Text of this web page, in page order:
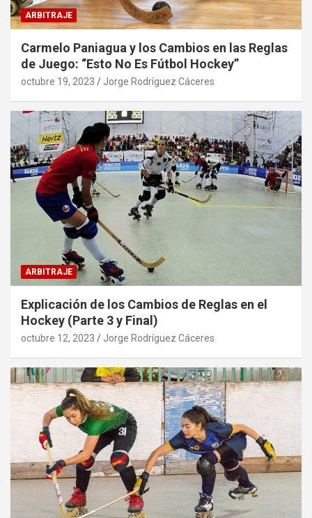
ARBITRAJE
Carmelo Paniagua y los Cambios en las Reglas
de Juego: “Esto No Es Fútbol Hockey”
octubre 19, 2023 Jorge Rodríguez Cáceres
ARBITRAJE
Explicación de los Cambios de Reglas en el
Hockey (Parte 3 y Final)
octubre 12, 2023 Jorge Rodríguez Cáceres